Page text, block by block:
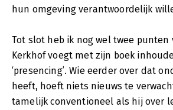
hun omgeving verantwoordelijk
Tot slot heb ik nog wel twee punten
Kerkhof voegt met zijn boek
‘presencing’. Wie eerder over dat
heeft, hoeft niets nieuws te
tamelijk conventioneel als hij over